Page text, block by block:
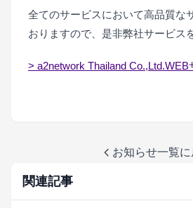
全てのサービスにおいて高品質な
おりますので、是非弊社サービス
> a2network Thailand Co.,Ltd.WEB
お知らせ一覧に
関連記事